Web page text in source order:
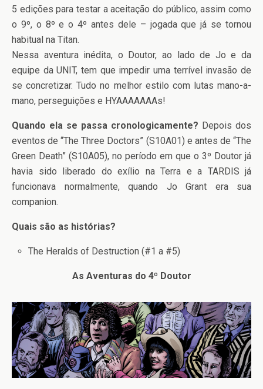
5 edições para testar a aceitação do público, assim como
o 9º, o 8º e o 4º antes dele – jogada que já se tornou
habitual na Titan.
Nessa aventura inédita, o Doutor, ao lado de Jo e da
equipe da UNIT, tem que impedir uma terrível invasão de
se concretizar. Tudo no melhor estilo com lutas mano-a-
mano, perseguições e HYAAAAAAAs!
Quando ela se passa cronologicamente? Depois dos
eventos de “The Three Doctors” (S10A01) e antes de “The
Green Death” (S10A05), no período em que o 3º Doutor já
havia sido liberado do exílio na Terra e a TARDIS já
funcionava normalmente, quando Jo Grant era sua
companion.
Quais são as histórias?
The Heralds of Destruction (#1 a #5)
As Aventuras do 4º Doutor